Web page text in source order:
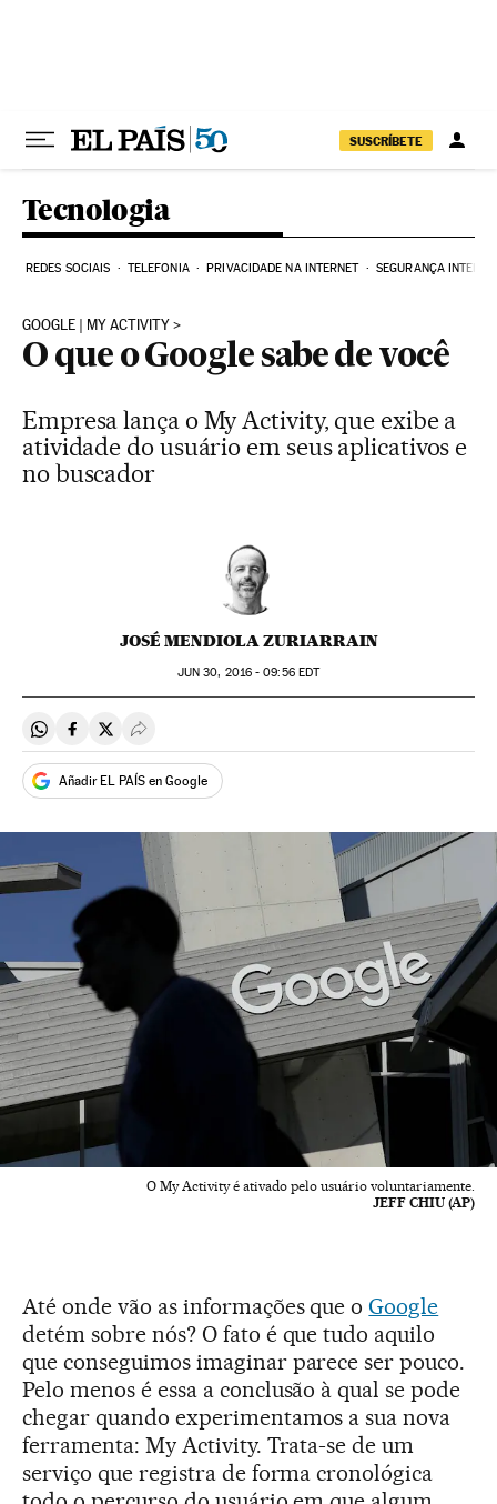
SUSCRÍBETE
Tecnologia
REDES SOCIAIS TELEFONIA PRIVACIDADE NA INTERNET SEGURANÇA
GOOGLE | MY ACTIVITY
O que o Google sabe de você
Empresa lança o My Activity, que exibe a
atividade do usuário em seus aplicativos e
no buscador
JOSÉ MENDIOLA ZURIARRAIN
JUN 30, 2016 - 09:56EDT
Compartir en Whatsapp
Compartir en Facebook
Compartir en Twitter
Desplegar Redes Sociales
Añadir EL PAÍS en Google
O My Activity é ativado pelo usuário voluntariamente.
JEFF CHIU (AP)
Até onde vão as informações que oGoogle
detém sobre nós? O fato é que tudo aquilo
que conseguimos imaginar parece ser pouco.
Pelo menos é essa a conclusão à qual se pode
chegar quando experimentamos a sua nova
ferramenta: My Activity. Trata-se de um
serviço que registra de forma cronológica